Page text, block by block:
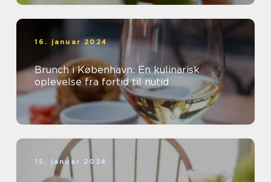
16. januar 2024
Brunch i København: En kulinarisk
oplevelse fra fortid til nutid
15. januar 2024